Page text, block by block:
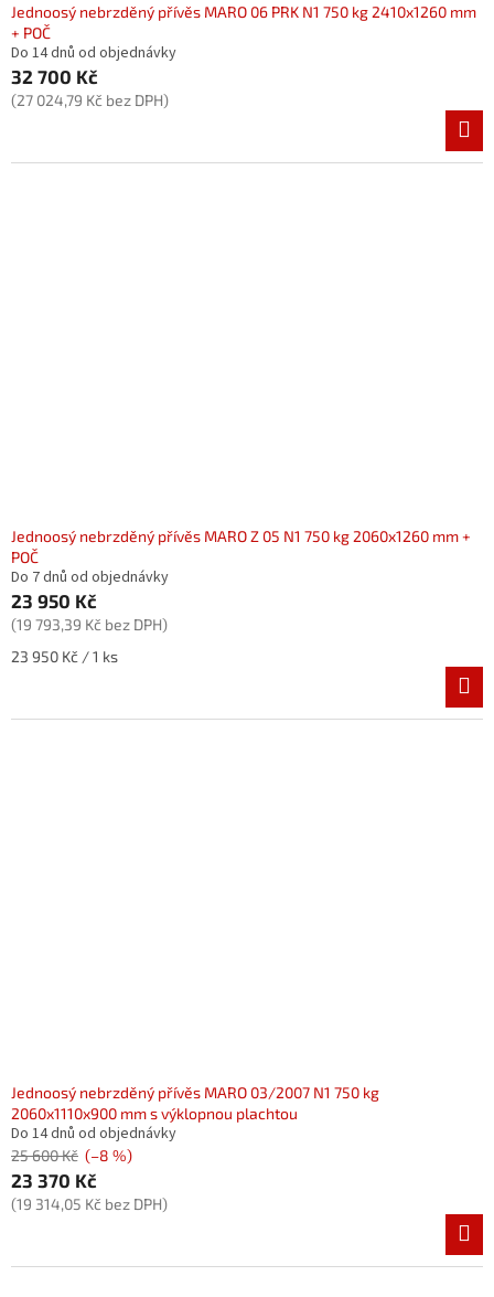
Jednoosý nebrzděný přívěs MARO 06 PRK N1 750 kg 2410x1260 mm
+ POČ
Do 14 dnů od objednávky
32 700 Kč
(27 024,79 Kč bez DPH)
Jednoosý nebrzděný přívěs MARO Z 05 N1 750 kg 2060x1260 mm +
POČ
Do 7 dnů od objednávky
23 950 Kč
(19 793,39 Kč bez DPH)
Měrná
23 950 Kč / 1 ks
Jednoosý nebrzděný přívěs MARO 03/2007 N1 750 kg
2060x1110x900 mm s výklopnou plachtou
Do 14 dnů od objednávky
25 600 Kč (–8 %)
23 370 Kč
(19 314,05 Kč bez DPH)